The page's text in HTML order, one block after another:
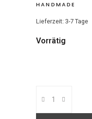
HANDMADE
Lieferzeit: 3-7 Tage
Vorrätig
Fuji-